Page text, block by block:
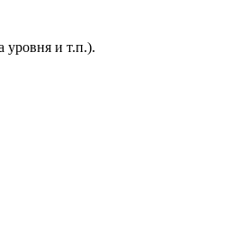
уровня и т.п.).